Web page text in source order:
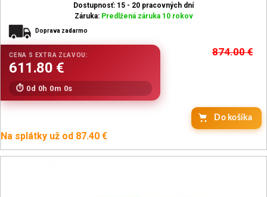
Dostupnosť: 15 - 20 pracovných dní
Záruka: Predlžená záruka 10 rokov
Doprava zadarmo
874.00€
0d 0h 0m 0s
Na splátky už od 87.40 €